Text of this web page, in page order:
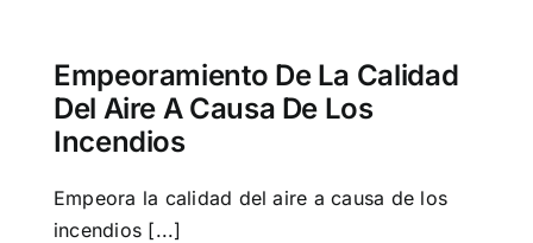
Empeoramiento De La Calidad
Del Aire A Causa De Los
Incendios
Empeora la calidad del aire a causa de los
incendios [...]